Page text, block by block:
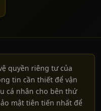
quyền riêng tư của
tin cần thiết để vận
cá nhân cho bên thứ
mật tiên tiến nhất để